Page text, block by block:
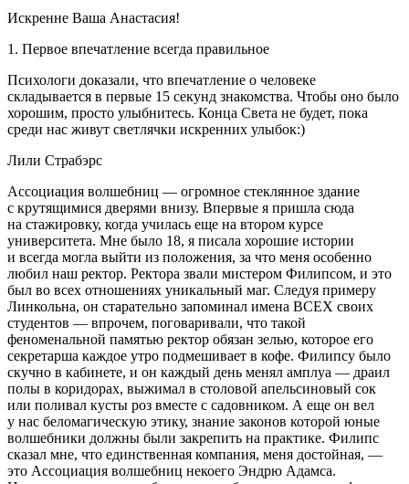
Искренне Ваша Анастасия!
1. Первое впечатление всегда правильное
Психологи доказали, что впечатление о человеке
складывается в первые 15 секунд знакомства. Чтобы оно было
хорошим, просто улыбнитесь. Конца Света не будет, пока
среди нас живут светлячки искренних улыбок:)
Лили Страбэрс
Ассоциация волшебниц — огромное стеклянное здание
с крутящимися дверями внизу. Впервые я пришла сюда
на стажировку, когда училась еще на втором курсе
университета. Мне было 18, я писала хорошие истории
и всегда могла выйти из положения, за что меня особенно
любил наш ректор. Ректора звали мистером Филипсом, и это
был во всех отношениях уникальный маг. Следуя примеру
Линкольна, он старательно запоминал имена ВСЕХ своих
студентов — впрочем, поговаривали, что такой
феноменальной памятью ректор обязан зелью, которое его
секретарша каждое утро подмешивает в кофе. Филипсу было
скучно в кабинете, и он каждый день менял амплуа — драил
полы в коридорах, выжимал в столовой апельсиновый сок
или поливал кусты роз вместе с садовником. А еще он вел
у нас беломагическую этику, знание законов которой юные
волшебники должны были закрепить на практике. Филипс
сказал мне, что единственная компания, меня достойная, —
это Ассоциация волшебниц некоего Эндрю Адамса.